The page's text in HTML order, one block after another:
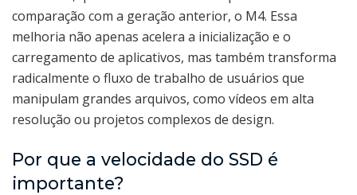
comparação com a geração anterior, o M4. Essa
melhoria não apenas acelera a inicialização e o
carregamento de aplicativos, mas também transforma
radicalmente o fluxo de trabalho de usuários que
manipulam grandes arquivos, como vídeos em alta
resolução ou projetos complexos de design.
Por que a velocidade do SSD é
importante?